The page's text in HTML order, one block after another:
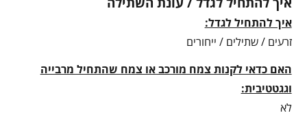
איך להתחיל לגדל:
זרעים / שתילים / ייחורים
האם כדאי לקנות צמח מורכב או צמח שהתחיל מרבייה
וגגטטיבית:
לא